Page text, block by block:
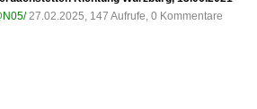
27.02.2025, 147 Aufrufe, 0 Kommentare